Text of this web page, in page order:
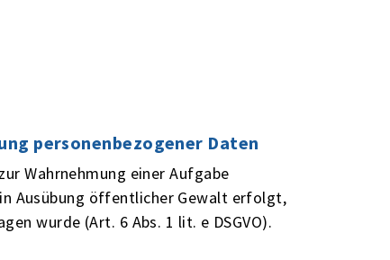
personenbezogener Daten
Wahrnehmung einer Aufgabe
Ausübung öffentlicher Gewalt erfolgt,
wurde (Art. 6 Abs. 1 lit. e DSGVO).